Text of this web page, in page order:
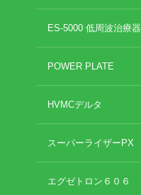
ES-5000 低周波治療器
POWER PLATE
HVMCデルタ
スーパーライザーPX
エグゼトロン６０６